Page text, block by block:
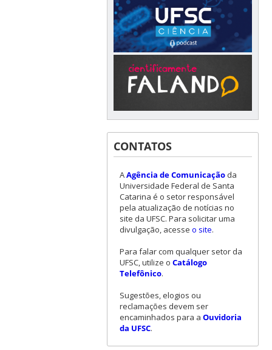
CONTATOS
AAgência de Comunicaçãoda
Universidade Federal de Santa
Catarina é o setor responsável
pela atualização de notícias no
site da UFSC. Para solicitar uma
divulgação, acesse o site.
Para falar com qualquer setor da
UFSC, utilize o Catálogo
Telefônico.
Sugestões, elogios ou
reclamações devem ser
encaminhados para a Ouvidoria
da UFSC.